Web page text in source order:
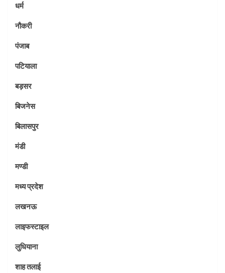
धर्म
नौकरी
पंजाब
पटियाला
बड़सर
बिजनेस
बिलासपुर
मंडी
मण्डी
मध्य प्रदेश
लखनऊ
लाइफस्टाइल
लुधियाना
शाह तलाई